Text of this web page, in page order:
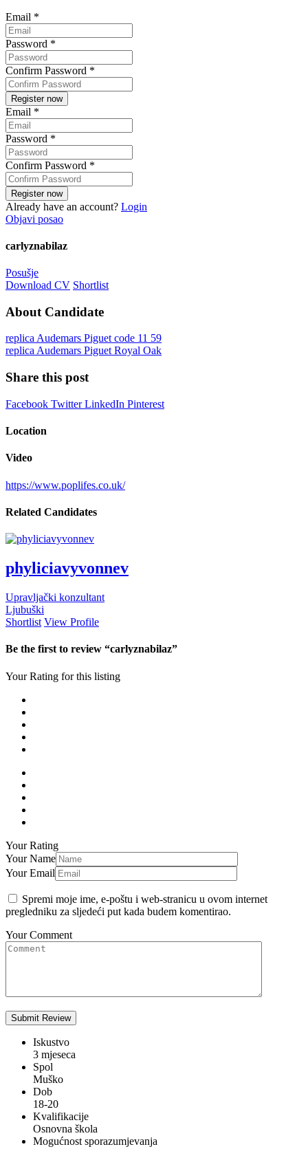
Email *
Password *
Confirm Password *
Email *
Password *
Confirm Password *
Already have an account? Login
Objavi posao
carlyznabilaz
Posušje
Download CV Shortlist
About Candidate
replica Audemars Piguet code 11 59
replica Audemars Piguet Royal Oak
Share this post
Facebook TwitterLinkedIn Pinterest
Location
Video
https://www.poplifes.co.uk/
Related Candidates
phyliciavyvonnev
Upravljački konzultant
Ljubuški
Shortlist View Profile
Be the first to review “carlyznabilaz”
Your Rating for this listing
Your Rating
Your Name
Your Email
Spremi moje ime, e-poštu i web-stranicu u ovom internet
pregledniku za sljedeći put kada budem komentirao.
Your Comment
Iskustvo
3 mjeseca
Spol
Muško
Dob
18-20
Kvalifikacije
Osnovna škola
Mogućnost sporazumjevanja